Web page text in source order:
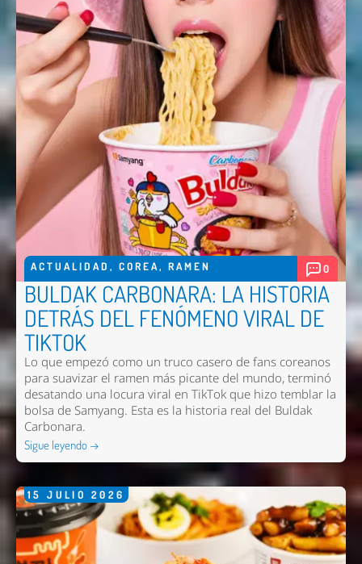
ACTUALIDAD , COREA, RAMEN 0
BULDAK CARBONARA: LA HISTORIA
DETRÁS DEL FENÓMENO VIRAL DE
TIKTOK
Lo que empezó como un truco casero de fans coreanos
para suavizar el ramen más picante del mundo, terminó
desatando una locura viral en TikTok que hizo temblar la
bolsa de Samyang. Esta es la historia real del Buldak
Carbonara.
Sigue leyendo →
15 JULIO 2026